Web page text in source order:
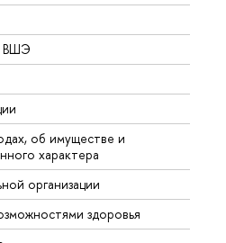
ВШЭ
об имуществе и
характера
организации
здоровья